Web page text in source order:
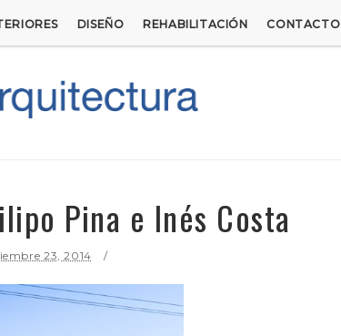
DISEÑO REHABILITACIÓN CONTACTO
Pina e Inés Costa
23, 2014